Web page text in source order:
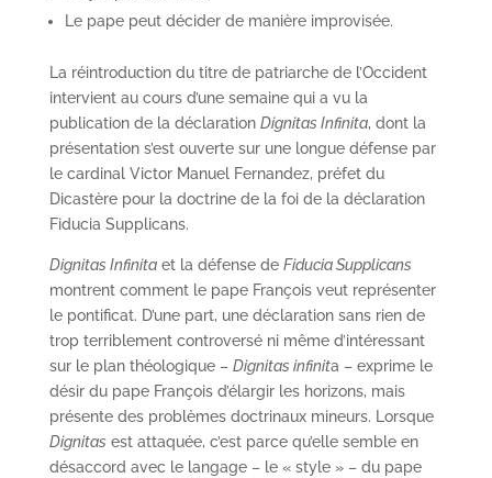
Le pape peut décider de manière improvisée.
La réintroduction du titre de patriarche de l’Occident
intervient au cours d’une semaine qui a vu la
publication de la déclaration Dignitas Infinita, dont la
présentation s’est ouverte sur une longue défense par
le cardinal Victor Manuel Fernandez, préfet du
Dicastère pour la doctrine de la foi de la déclaration
Fiducia Supplicans.
Dignitas Infinitaet la défense de Fiducia Supplicans
montrent comment le pape François veut représenter
le pontificat. D’une part, une déclaration sans rien de
trop terriblement controversé ni même d’intéressant
sur le plan théologique – Dignitas infinita – exprime le
désir du pape François d’élargir les horizons, mais
présente des problèmes doctrinaux mineurs. Lorsque
Dignitas est attaquée, c’est parce qu’elle semble en
désaccord avec le langage – le « style » – du pape